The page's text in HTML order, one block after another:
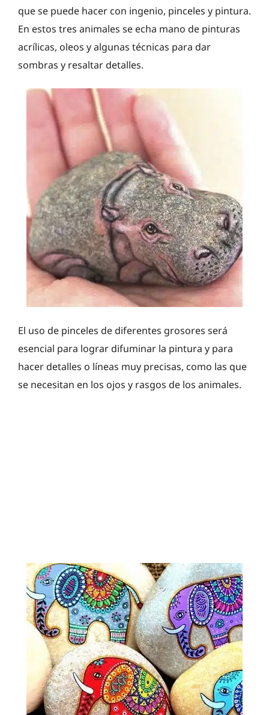
que se puede hacer con ingenio, pinceles y pintura.
En estos tres animales se echa mano de pinturas
acrílicas, oleos y algunas técnicas para dar
sombras y resaltar detalles.
El uso de pinceles de diferentes grosores será
esencial para lograr difuminar la pintura y para
hacer detalles o líneas muy precisas, como las que
se necesitan en los ojos y rasgos de los animales.